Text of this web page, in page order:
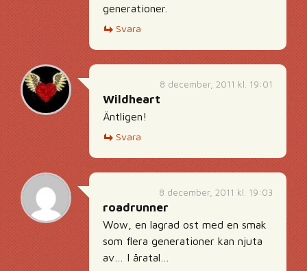
generationer.
Svara
8 december, 2011 kl. 19:01
Wildheart
Äntligen!
Svara
8 december, 2011 kl. 19:03
roadrunner
Wow, en lagrad ost med en smak
som flera generationer kan njuta
av… I åratal…